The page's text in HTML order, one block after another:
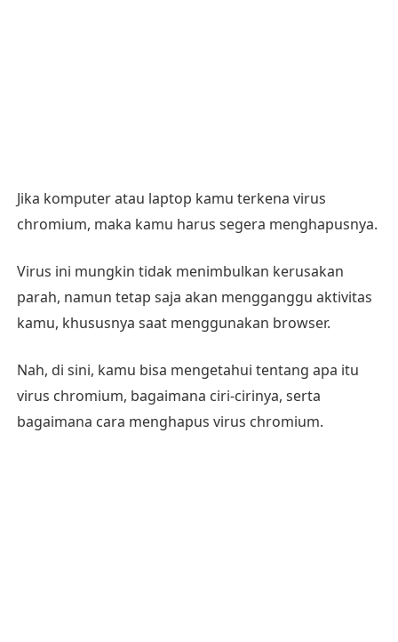
Jika komputer atau laptop kamu terkena virus
chromium, maka kamu harus segera menghapusnya.
Virus ini mungkin tidak menimbulkan kerusakan
parah, namun tetap saja akan mengganggu aktivitas
kamu, khususnya saat menggunakan browser.
Nah, di sini, kamu bisa mengetahui tentang apa itu
virus chromium, bagaimana ciri-cirinya, serta
bagaimana cara menghapus virus chromium.